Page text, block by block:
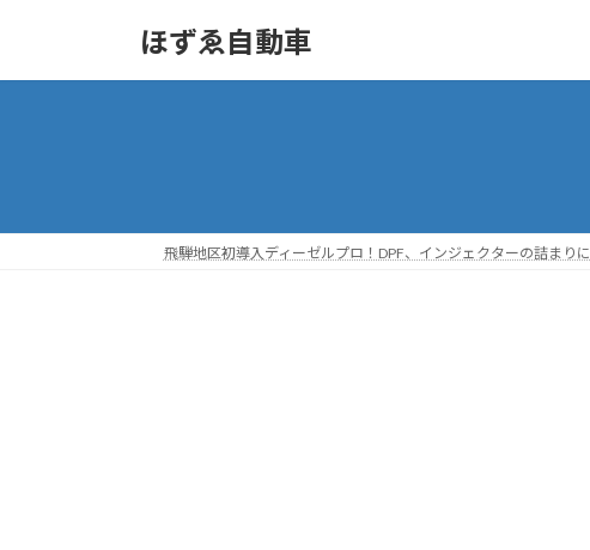
ほずゑ自動車
飛騨地区初導入ディーゼルプロ！DPF、インジェクターの詰まり